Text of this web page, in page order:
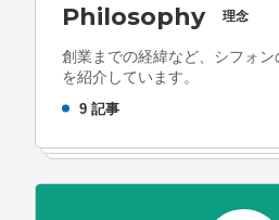
Philosophy 理念
創業までの経緯など、シフォ
を紹介しています。
9 記事